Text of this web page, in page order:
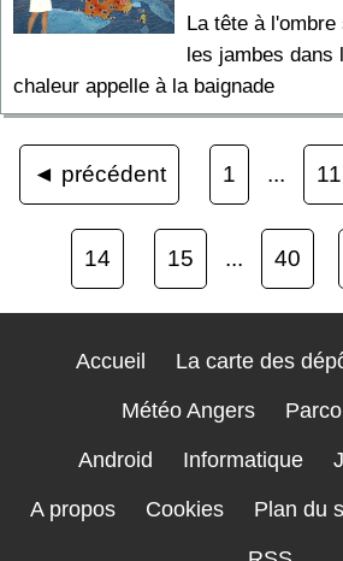
La tête à
les jambes dans
chaleur appelle à la baignade
◄ précédent 1 ... 11
14 15 ... 40
Accueil La carte des
Météo Angers
Android Informatique
A propos Cookies Plan du